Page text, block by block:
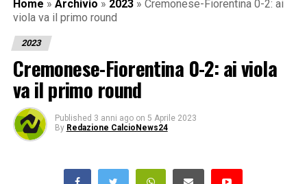
Home » Archivio » 2023 » Cremonese-Fiorentina 0-2: ai
viola va il primo round
2023
Cremonese-Fiorentina 0-2: ai viola
va il primo round
Published 3 anni ago on 5 Aprile 2023
By Redazione CalcioNews24